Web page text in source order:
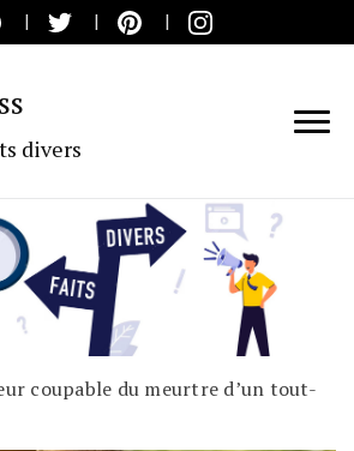
divers
coupable du meurtre d’un tout-